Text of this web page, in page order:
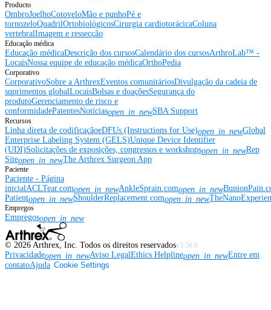
Producto
OmbroJoelhoCotoveloMão e punhoPé e
tornozeloQuadrilOrtobiológicosCirurgia cardiotorácicaColuna
vertebralImagem e ressecção
Educação médica
Educação médicaDescrição dos cursosCalendário dos cursosArthroLab™ -
LocaisNossa equipe de educação médicaOrthoPedia
Corporativo
CorporativoSobre a ArthrexEventos comunitáriosDivulgação da cadeia de
suprimentos globalLocaisBolsas e doaçõesSegurança do
produtoGerenciamento de risco e
conformidadePatentesNotíciasopen_in_newSBA Support
Recursos
Linha direta de codificaçãoeDFUs (Instructions for Use)open_in_newGlobal
Enterprise Labeling System (GELS)Unique Device Identifier
(UDI)Solicitações de exposições, congressos e workshopsopen_in_newRep
Siteopen_in_newThe Arthrex Surgeon App
Paciente
Paciente - Página
inicial ACLTear.comopen_in_newAnkleSprain.comopen_in_new
Patientopen_in_newShoulderReplacement.comopen_in_new
Empregos
Empregosopen_in_new
© 2026 Arthrex, Inc. Todos os direitos reservadosv3.56.0
Privacidadeopen_in_newAviso LegalEthics Helplineopen_in_newEntre em
contatoAjuda Cookie Settings